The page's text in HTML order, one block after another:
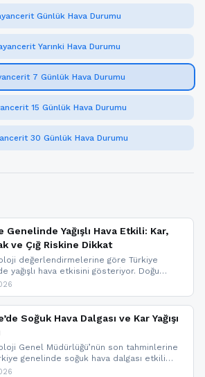
Günlük Hava Durumu
Yarınki Hava Durumu
7 Günlük Hava Durumu
15 Günlük Hava Durumu
30 Günlük Hava Durumu
Genelinde Yağışlı Hava Etkili: Kar,
ve Çığ Riskine Dikkat
değerlendirmelerine göre Türkiye
yağışlı hava etkisini gösteriyor. Doğu
kar yağışı beklenirken Marmara ve
bulunuyor. İç kesimlerde sis ve pus
görüş mesafesinde azalma
belirtiliyor.
Soğuk Hava Dalgası ve Kar Yağışı
Genel Müdürlüğü’nün son tahminlerine
genelinde soğuk hava dalgası etkili
il için kar yağışı ve buzlanma uyarısı